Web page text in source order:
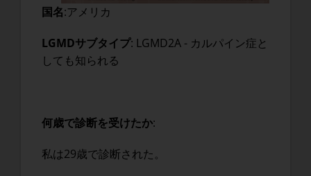
国名:アメリカ
LGMDサブタイプ: LGMD2A - カルパイン症と
しても知られる
何歳で診断を受けたか:
私は29歳で診断された。